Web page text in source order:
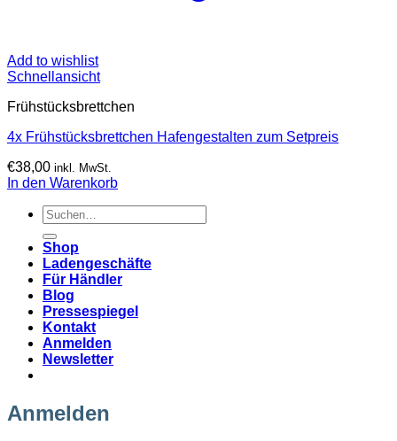
Add to wishlist
Schnellansicht
Frühstücksbrettchen
4x Frühstücksbrettchen Hafengestalten zum Setpreis
€38,00 inkl. MwSt.
In den Warenkorb
Suchen
nach:
Shop
Ladengeschäfte
Für Händler
Blog
Pressespiegel
Kontakt
Anmelden
Newsletter
Anmelden